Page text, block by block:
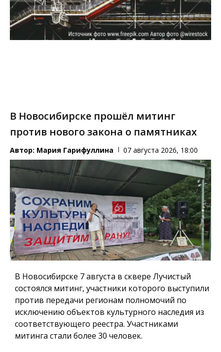
В Новосибирске прошёл митинг
против нового закона о памятниках
Автор: Мария Гарифуллина 07 августа 2026, 18:00
В Новосибирске 7 августа в сквере Лучистый
состоялся митинг, участники которого выступили
против передачи регионам полномочий по
исключению объектов культурного наследия из
соответствующего реестра. Участниками
митинга стали более 30 человек.